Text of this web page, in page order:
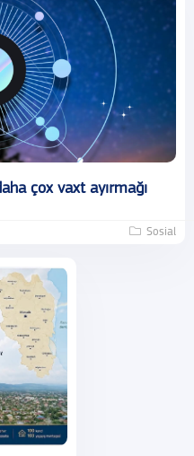
çox vaxt ayırmağı
Sosial